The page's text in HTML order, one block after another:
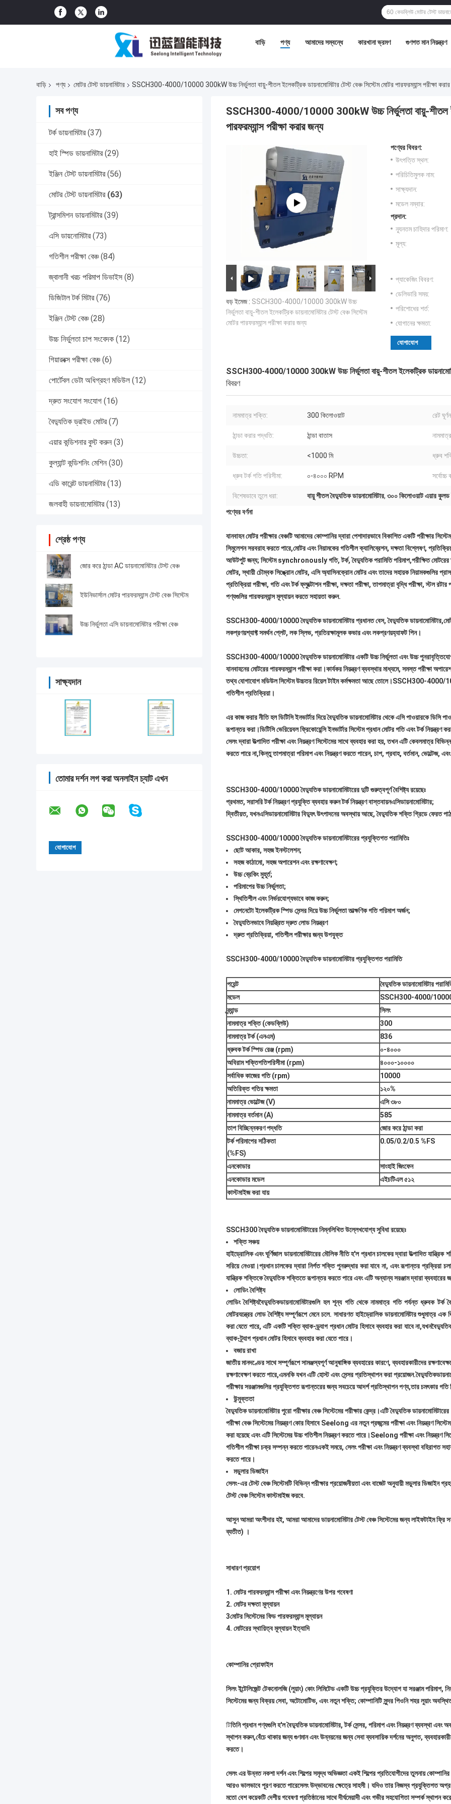
বাড়ি পণ্য আমাদের সম্বন্ধে কারখানা ভ্রমণ গুণগত মান নিয়ন্ত্রণ
বাড়ি পণ্য মোটর টেস্ট ডায়নামিটার SSCH300-4000/10000 300kW উচ্চ নির্ভুলতা বায়ু-শীতল ইলেকট্রিক ডায়নামোমিটার টেস্ট বেঞ্চ সিস্টেম মোটর পারফরম্যান্স পরীক্ষা
সব পণ্য
টর্ক ডায়নামিটার (37)
হাই স্পিড ডায়নামিটার (29)
ইঞ্জিন টেস্ট ডায়নামিটার (56)
মোটর টেস্ট ডায়নামিটার (63)
ট্রান্সমিশন ডায়নামিটার (39)
এসি ডায়নোমিটার (73)
গতিশীল পরীক্ষা বেঞ্চ (84)
জ্বালানী খরচ পরিমাপ ডিভাইস (8)
ডিজিটাল টর্ক মিটার (76)
ইঞ্জিন টেস্ট বেঞ্চ (28)
উচ্চ নির্ভুলতা চাপ সংবেদক (12)
গিয়ারবক্স পরীক্ষা বেঞ্চ (6)
পোর্টেবল ডেটা অধিগ্রহণ মডিউল (12)
দ্রুত সংযোগ সংযোগ (16)
বৈদ্যুতিক ড্রাইভ মোটর (7)
এয়ার কন্ডিশনার বুস্ট করুন (3)
কুল্যান্ট কন্ডিশনিং মেশিন (30)
এডি কারেন্ট ডায়নামিটার (13)
জলবাহী ডায়নামোমিটার (13)
শ্রেষ্ঠ পণ্য
জোর করে ঠান্ডা AC ডায়নামোমিটার টেস্ট বেঞ্চ
ইউনিভার্সাল মোটর পারফরম্যান্স টেস্ট বেঞ্চ সিস্টেম
উচ্চ নির্ভুলতা এসি ডায়নামোমিটার পরীক্ষা বেঞ্চ
সাক্ষ্যদান
তোমার দর্শন লগ করা অনলাইন চ্যাট এখন
SSCH300-4000/10000 300kW উচ্চ নির্ভুলতা বায়ু-শীতল
পারফরম্যান্স পরীক্ষা করার জন্য
বড় ইমেজ : SSCH300-4000/10000 300kW উচ্চ
নির্ভুলতা বায়ু-শীতল ইলেকট্রিক ডায়নামোমিটার টেস্ট বেঞ্চ সিস্টেম
মোটর পারফরম্যান্স পরীক্ষা করার জন্য
পণ্যের বিবরণ:
উৎপত্তি স্থল:
পরিচিতিমুলক নাম:
সাক্ষ্যদান:
মডেল নম্বার:
প্রদান:
ন্যূনতম চাহিদার পরিমাণ:
মূল্য:
প্যাকেজিং বিবরণ:
ডেলিভারি সময়:
পরিশোধের শর্ত:
যোগানের ক্ষমতা:
যোগাযোগ
SSCH300-4000/10000 300kW উচ্চ নির্ভুলতা বায়ু-শীতল ইলেকট্রিক
বিবরণ
নামমাত্র শক্তি: 300 কিলোওয়াট রেট
ঠান্ডা করার পদ্ধতি: ঠান্ডা বাতাস
উচ্চতা: <1000 মি ধ্রুব
ধ্রুব টর্ক গতি পরিসীমা: ০-৪০০০ RPM সর্বোচ্চ
বিশেষভাবে তুলে ধরা: বায়ু শীতল বৈদ্যুতিক ডায়নামোমিটার, ৩০০ কিলোওয়াট এয়ার কুলড
পণ্যের বর্ণনা
যানবাহন মোটর পরীক্ষার বেঞ্চটি আমাদের কোম্পানির দ্বারা পেশাদারভাবে বিকাশিত একটি পরীক্ষার
সিমুলেশন সরবরাহ করতে পারে,মোটর এবং নিয়ামকের গতিশীল ক্যালিব্রেশন, দক্ষতা বিশ্লেষণ,
আউটপুট জন্য; সিস্টেম synchronously গতি, টর্ক, বৈদ্যুতিক পরামিতি পরিমাপ,পরীক্ষিত মোটরের
মোটর, স্থায়ী চৌম্বক সিঙ্ক্রোন মোটর, এসি অ্যাসিনক্রোন মোটর এবং তাদের সহায়ক নিয়ামকগুলির
প্রতিক্রিয়া পরীক্ষা, গতি এবং টর্ক ফ্লুক্টোশন পরীক্ষা, দক্ষতা পরীক্ষা, তাপমাত্রা বৃদ্ধি পরীক্ষা, স্টল রটার
পণ্যগুলির পারফরম্যান্স মূল্যায়ন করতে সহায়তা করুন.
SSCH300-4000/10000 বৈদ্যুতিক ডায়নামোমিটার প্রধানত বেস, বৈদ্যুতিক ডায়নামোমিটার,
লকপ্রণয়শ্যাফ্ট সমর্থন প্লেট, লক স্লিভ, প্রতিরক্ষামূলক কভার এবং লকপ্রণয়হ্যাফট পিন।
SSCH300-4000/10000 বৈদ্যুতিক ডায়নামোমিটার একটি উচ্চ নির্ভুলতা এবং উচ্চ
যানবাহনের মোটরের পারফরম্যান্স পরীক্ষা করা।কার্যকর নিয়ন্ত্রণ ব্যবস্থার মাধ্যমে, সমস্ত পরীক্ষা
তথ্য যোগাযোগ মডিউল সিস্টেম উচ্চতর রিয়েল টাইম কর্মক্ষমতা আছে তোলে।SSCH300-4000/
গতিশীল প্রতিক্রিয়া।
এর কাজ করার নীতি হল ডিটিসি ইনভার্টার দিয়ে বৈদ্যুতিক ডায়নামোমিটার থেকে এসি পাওয়ারকে
রূপান্তর করা।ডিটিসি ভেরিয়েবল ফ্রিকোয়েন্সি ইনভার্টার সিস্টেম প্রধান মোটর গতি এবং টর্ক
সেলং দ্বারা উত্পাদিত পরীক্ষা এবং নিয়ন্ত্রণ সিস্টেমের সাথে ব্যবহার করা হয়, তখন এটি কেবলমাত্র
করতে পারে না,কিন্তু তাপমাত্রা পরিমাপ এবং নিয়ন্ত্রণ করতে পারেন, চাপ, প্রবাহ, বর্তমান, ভোল্টেজ,
SSCH300-4000/10000 বৈদ্যুতিক ডায়নামোমিটারের দুটি গুরুত্বপূর্ণ বৈশিষ্ট্য রয়েছেঃ
প্রথমত, সরাসরি টর্ক নিয়ন্ত্রণ প্রযুক্তি ব্যবহার করুন টর্ক নিয়ন্ত্রণ বাস্তবায়নএসিডায়নামোমিটার;
দ্বিতীয়ত, যখনএসিডায়নামোমিটার বিদ্যুৎ উৎপাদনের অবস্থায় আছে, বৈদ্যুতিক শক্তি গ্রিডে ফেরত
SSCH300-4000/10000 বৈদ্যুতিক ডায়নামোমিটারের প্রযুক্তিগত পরামিতিঃ
ছোট আকার, সহজ ইনস্টলেশন;
সহজ কাঠামো, সহজ অপারেশন এবং রক্ষণাবেক্ষণ;
উচ্চ ব্রেকিং মুহূর্ত;
পরিমাপের উচ্চ নির্ভুলতা;
স্থিতিশীল এবং নির্ভরযোগ্যভাবে কাজ করুন;
মেগনেটো ইলেকট্রিক স্পিড সেন্সর দিয়ে উচ্চ নির্ভুলতা তাত্ক্ষণিক গতি পরিমাপ অর্জন;
বৈদ্যুতিনভাবে নিয়ন্ত্রিত দ্রুত লোড নিয়ন্ত্রণ
দ্রুত প্রতিক্রিয়া, গতিশীল পরীক্ষার জন্য উপযুক্ত
SSCH300-4000/10000 বৈদ্যুতিক ডায়নামোমিটার প্রযুক্তিগত পরামিতি
পয়েন্ট
বৈদ্যুতিক ডায়নামোমিটার
মডেল
SSCH300-4000/
ব্র্যান্ড
সিলং
নামমাত্র শক্তি (কেডব্লিউ)
300
নামমাত্র টর্ক (এনএম)
836
ধ্রুবক টর্ক স্পিড রেঞ্জ (rpm)
০-৪০০০
অবিরাম শক্তিগতিপরিসীমা (rpm)
৪০০০-১০০০০
সর্বাধিক কাজের গতি (rpm)
10000
অতিরিক্ত গতির ক্ষমতা
১২০%
নামমাত্র ভোল্টেজ (V)
এসি ৩৮০
নামমাত্র বর্তমান (A)
585
তাপ বিচ্ছিন্নকরণ পদ্ধতি
জোর করে ঠান্ডা করা
টর্ক পরিমাপের সঠিকতা
(%FS)
0.05/0.2/0.5 %FS
এনকোডার
সাংহাই জিংফেন
এনকোডার মডেল
এইচটিএল ৫১২
কাস্টমাইজ করা যায়
SSCH300 বৈদ্যুতিক ডায়নামোমিটারের নিম্নলিখিত উল্লেখযোগ্য সুবিধা রয়েছেঃ
শক্তি সঞ্চয়
হাইড্রোলিক এবং ঘূর্ণিজাল ডায়নামোমিটারের মৌলিক নীতি হ'ল প্রধান চালকের দ্বারা উত্পাদিত
সরিয়ে নেওয়া।প্রধান চালকের দ্বারা নির্গত শক্তি পুনরুদ্ধার করা যাবে না, এবং রূপান্তর প্রক্রিয়া
যান্ত্রিক শক্তিকে বৈদ্যুতিক শক্তিতে রূপান্তর করতে পারে এবং এটি অন্যান্য সরঞ্জাম দ্বারা
লোডিং বৈশিষ্ট্য
লোডিং বৈশিষ্ট্যবৈদ্যুতিকডায়নামোমিটারগুলি হল শূন্য গতি থেকে নামমাত্র গতি পর্যন্ত ধ্রুবক টর্ক
মোটরযন্ত্রের লোড বৈশিষ্ট্য সম্পূর্ণরূপে মেনে চলে. সাধারণত হাইড্রোলিক ডায়নামোমিটার শুধুমাত্র
করা যেতে পারে, এটি একটি শক্তি ব্যাক-ড্র্যাগ প্রধান মোটর হিসাবে ব্যবহার করা যাবে না,যখন
ব্যাক-ট্র্যাগ প্রধান মোটর হিসাবে ব্যবহার করা যেতে পারে।
বজায় রাখা
জাতীয় মানদণ্ডের সাথে সম্পূর্ণরূপে সামঞ্জস্যপূর্ণ আনুষাঙ্গিক ব্যবহারের কারণে, ব্যবহারকারীদের
রক্ষণাবেক্ষণ করতে পারে,এমনকি যখন এটি হোস্ট এবং সেন্সর প্রতিস্থাপন করা প্রয়োজন.বৈদ্যুতিক
পরীক্ষার সরঞ্জামগুলির প্রযুক্তিগত রূপান্তরের জন্য সবচেয়ে আদর্শ প্রতিস্থাপন পণ্য,তার চমৎকার
উন্মুক্ততা
বৈদ্যুতিক ডায়নামোমিটার পুরো পরীক্ষার বেঞ্চ সিস্টেমের পরীক্ষার কেন্দ্র।এটি বৈদ্যুতিক
পরীক্ষা বেঞ্চ সিস্টেমের নিয়ন্ত্রণ কোর হিসাবে Seelong এর নতুন প্রজন্মের পরীক্ষা এবং নিয়ন্ত্রণ
করা হয়েছে এবং এটি সিস্টেমের উচ্চ গতিশীল নিয়ন্ত্রণ করতে পারে।Seelong পরীক্ষা এবং নিয়ন্ত্রণ
গতিশীল পরীক্ষা চক্র সম্পন্ন করতে পারেনএকই সময়ে, সেলং পরীক্ষা এবং নিয়ন্ত্রণ ব্যবস্থা বহিরাগত
করতে পারে।
মডুলার ডিজাইন
সেলং-এর টেস্ট বেঞ্চ সিস্টেমটি বিভিন্ন পরীক্ষার প্রয়োজনীয়তা এবং বাজেট অনুযায়ী মডুলার ডিজাইন
টেস্ট বেঞ্চ সিস্টেম কাস্টমাইজ করবে.
আসুন আমরা অংশীদার হই, আমরা আমাদের ডায়নামোমিটার টেস্ট বেঞ্চ সিস্টেমের জন্য লাইফটাইম
ব্যতীত) ।
সাধারণ প্রয়োগ
1. মোটর পারফরম্যান্স পরীক্ষা এবং নিয়ন্ত্রণের উপর গবেষণা
2. মোটর দক্ষতা মূল্যায়ন
3মোটর সিস্টেমের ফিড পারফরম্যান্স মূল্যায়ন
4. মোটরের স্থায়িত্ব মূল্যায়ন ইত্যাদি
কোম্পানির প্রোফাইল
সিলং ইন্টেলিজেন্ট টেকনোলজি (লুয়াং) কোং লিমিটেড একটি উচ্চ প্রযুক্তির উদ্যোগ যা সরঞ্জাম পরিমাপ,
সিস্টেমের জন্য বিক্রয় সেবা, অটোমোটিভ, এবং নতুন শক্তি; কোম্পানিটি সুন্দর পিওনি শহর লুয়াং
টিতিনি প্রধান পণ্যগুলি হ'ল বৈদ্যুতিক ডায়নামোমিটার, টর্ক সেন্সর, পরিমাপ এবং নিয়ন্ত্রণ ব্যবস্থা এবং
স্থাপন করুন,বেঁচে থাকার জন্য গুণমান এবং উন্নয়নের জন্য সেবা ব্যবসায়িক দর্শনের অনুগত,
করতে।
সেলং এর উন্নত নকশা দর্শন এবং শিল্পের সমৃদ্ধ অভিজ্ঞতা একই শিল্পের প্রতিযোগীদের তুলনায়
আরও ভালভাবে পূরণ করতে পারেসেলং উদ্ভাবনের ক্ষেত্রে সাহসী। যদিও তার নিজস্ব প্রযুক্তিগত
মতো বেশ কয়েকটি দেশীয় গবেষণা প্রতিষ্ঠানের সাথে দীর্ঘমেয়াদী এবং গভীর সহযোগিতা সম্পর্ক